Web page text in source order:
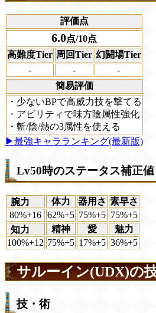
評価点
6.0点/10点
高難度Tier 周回Tier 幻闘場Tier
-
-
-
簡易評価
・少ないBPで高威力技を撃てる
・アビリティで味方陰属性強化
・斬/陰/熱の3属性を使える
▶最強キャラランキング(最新版)
Lv50時のステータス補正値
腕力 体力 器用さ 素早さ
80%+16 62%+5 75%+5 75%+5
知力
精神 愛
魅力
100%+12 75%+5 17%+5 36%+5
サルーイン(UDX)の
技・術